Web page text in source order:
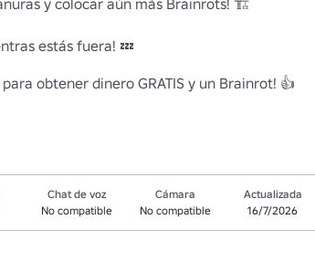
y colocar aún más Brainrots! 🏗️
estás fuera! 💤
obtener dinero GRATIS y un Brainrot! 👍
Chat de voz
No compatible
Cámara
No compatible
Actualizada
16/7/2026